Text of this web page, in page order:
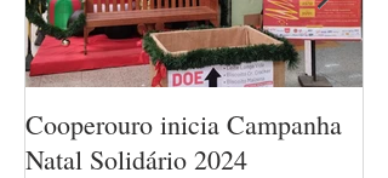
Cooperouro inicia Campanha
Natal Solidário 2024